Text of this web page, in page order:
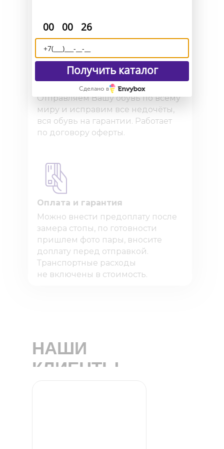
Доставка и возврат
Отправляем Вашу обувь по всему
миру и исправим все недочёты,
вся обувь на гарантии. Работает
по договору оферты.
Оплата и гарантия
Можно внести предоплату после
замера стопы, по готовности
пришлем фото пары, вносите
доплату перед отправкой.
Транспортные расходы
не включены в стоимость.
НАШИ
КЛИЕНТЫ
00 00 26
Получить каталог
Сделано в